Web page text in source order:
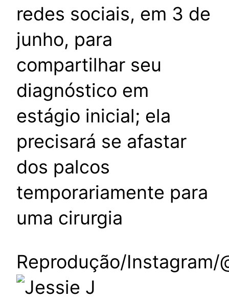
redes sociais, em 3 de
junho, para
compartilhar seu
diagnóstico em
estágio inicial; ela
precisará se afastar
dos palcos
temporariamente para
uma cirurgia
Reprodução/Instagram/